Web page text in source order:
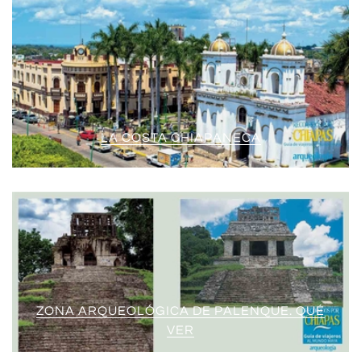
LA COSTA CHIAPANECA
ZONA ARQUEOLÓGICA DE PALENQUE. QUÉ
VER